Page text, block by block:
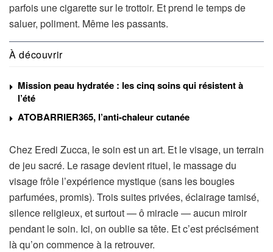
parfois une cigarette sur le trottoir. Et prend le temps de
saluer, poliment. Même les passants.
À découvrir
Mission peau hydratée : les cinq soins qui résistent à
l’été
ATOBARRIER365, l’anti-chaleur cutanée
Chez Eredi Zucca, le soin est un art. Et le visage, un terrain
de jeu sacré. Le rasage devient rituel, le massage du
visage frôle l’expérience mystique (sans les bougies
parfumées, promis). Trois suites privées, éclairage tamisé,
silence religieux, et surtout — ô miracle — aucun miroir
pendant le soin. Ici, on oublie sa tête. Et c’est précisément
là qu’on commence à la retrouver.